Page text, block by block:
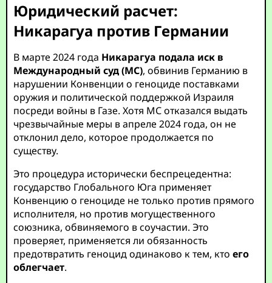
Юридический расчет:
Никарагуа против Германии
В марте 2024 года Никарагуа подала иск в
Международный суд (МС), обвинив Германию в
нарушении Конвенции о геноциде поставками
оружия и политической поддержкой Израиля
посреди войны в Газе. Хотя МС отказался выдать
чрезвычайные меры в апреле 2024 года, он не
отклонил дело, которое продолжается по
существу.
Это процедура исторически беспрецедентна:
государство Глобального Юга применяет
Конвенцию о геноциде не только против прямого
исполнителя, но против могущественного
союзника, обвиняемого в соучастии. Это
проверяет, применяется ли обязанность
предотвратить геноцид одинаково к тем, ктоего
облегчает.